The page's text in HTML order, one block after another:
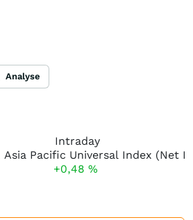
Analyse
Intraday
+0,48 %